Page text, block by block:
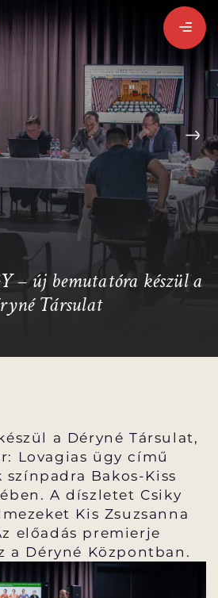
PROGRAMOK
PROGRAM
VÁNDORSZÍNHÁZ
– új bemutatóra készül a
Társulat
a Déryné Társulat,
Lovagias ügy című
Bakos-Kiss
A díszletet Csiky
Kis Zsuzsanna
előadás premierje
a Déryné Központban.